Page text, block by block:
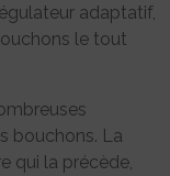
adaptatif,
le tout
bouchons. La
qui la précède,